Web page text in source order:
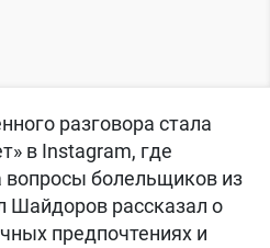
разговора стала
в Instagram, где
вопросы болельщиков из
Шайдоров рассказал о
предпочтениях и